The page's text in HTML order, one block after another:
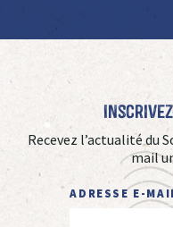
Recevez l’actualité du
mail
ADRESSE E-